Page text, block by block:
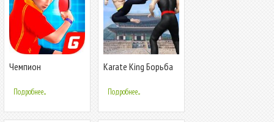
Чемпион
тенниса
Подробнее...
Karate King Борьба
Борьба
Подробнее...